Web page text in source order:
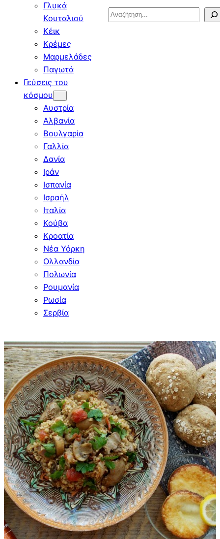
Γλυκά
Κουταλιού
Κέικ
Κρέμες
Μαρμελάδες
Παγωτά
Γεύσεις του
κόσμου
Αυστρία
Αλβανία
Βουλγαρία
Γαλλία
Δανία
Ιράν
Ισπανία
Ισραήλ
Ιταλία
Κούβα
Κροατία
Νέα Υόρκη
Ολλανδία
Πολωνία
Ρουμανία
Ρωσία
Σερβία
Search